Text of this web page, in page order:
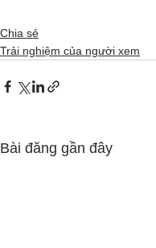
Chia sẻ
Trải nghiệm của người xem
Bài đăng gần đây